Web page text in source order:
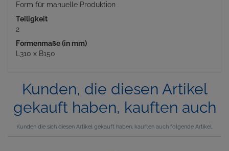
Form für manuelle Produktion
Teiligkeit
2
Formenmaße (in mm)
L310 x B150
Kunden, die diesen Artikel
gekauft haben, kauften auch
Kunden die sich diesen Artikel gekauft haben, kauften auch folgende Artikel.